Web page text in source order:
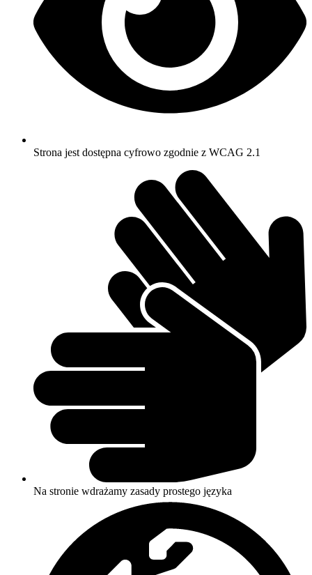
Strona jest dostępna cyfrowo zgodnie z WCAG 2.1
Na stronie wdrażamy zasady prostego języka